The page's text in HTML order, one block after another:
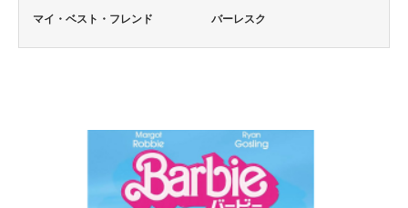
マイ・ベスト・フレンド バーレスク